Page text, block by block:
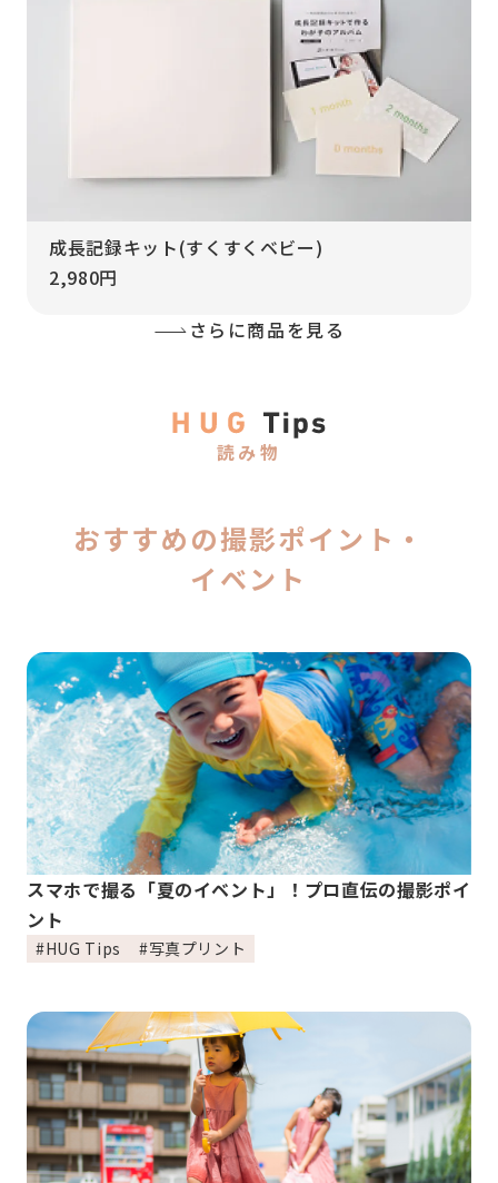
成長記録キット(すくすくベビー)
2,980円
さらに商品を見る
読み物
おすすめの撮影ポイント・
イベント
スマホで撮る「夏のイベント」！プロ直伝の撮影ポイ
ント
#HUG Tips #写真プリント